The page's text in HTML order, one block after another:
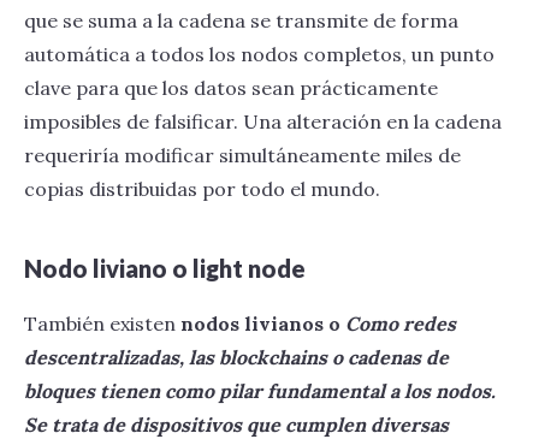
que se suma a la cadena se transmite de forma
automática a todos los nodos completos, un punto
clave para que los datos sean prácticamente
imposibles de falsificar. Una alteración en la cadena
requeriría modificar simultáneamente miles de
copias distribuidas por todo el mundo.
Nodo liviano o light node
También existen nodos livianos o Como redes
descentralizadas, las blockchains o cadenas de
bloques tienen como pilar fundamental a los nodos.
Se trata de dispositivos que cumplen diversas